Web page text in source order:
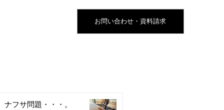
お問い合わせ・資料請求
ナフサ問題・・・。